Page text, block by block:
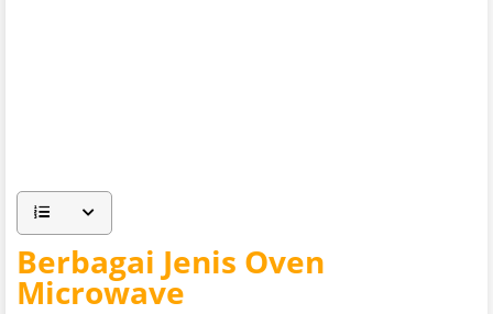
Berbagai Jenis Oven
Microwave